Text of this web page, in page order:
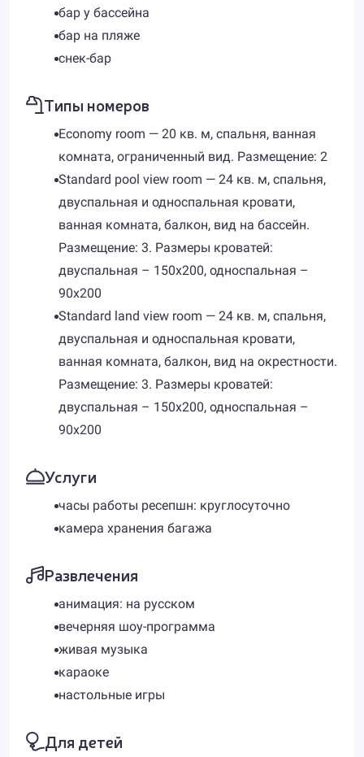
бар у бассейна
бар на пляже
снек-бар
Типы номеров
Economy room — 20 кв. м, спальня, ванная
комната, ограниченный вид. Размещение: 2
Standard pool view room — 24 кв. м, спальня,
двуспальная и односпальная кровати,
ванная комната, балкон, вид на бассейн.
Размещение: 3. Размеры кроватей:
двуспальная – 150х200, односпальная –
90х200
Standard land view room — 24 кв. м, спальня,
двуспальная и односпальная кровати,
ванная комната, балкон, вид на окрестности.
Размещение: 3. Размеры кроватей:
двуспальная – 150х200, односпальная –
90х200
Услуги
часы работы ресепшн: круглосуточно
камера хранения багажа
Развлечения
анимация: на русском
вечерняя шоу-программа
живая музыка
караоке
настольные игры
Для детей